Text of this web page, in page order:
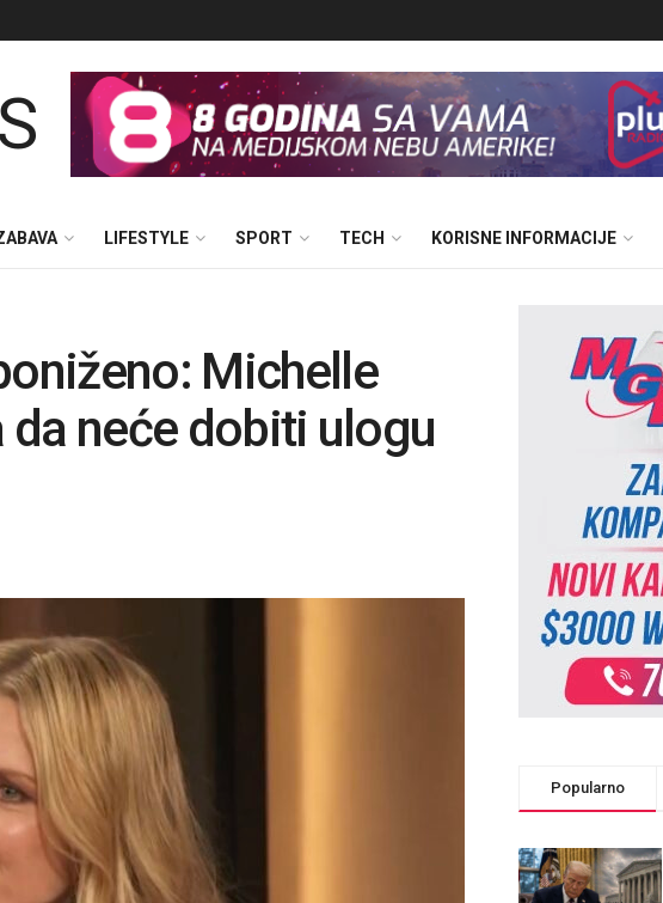
LIFESTYLE SPORT TECH KORISNE INFORMACIJE
Michelle
neće dobiti ulogu
Popularno